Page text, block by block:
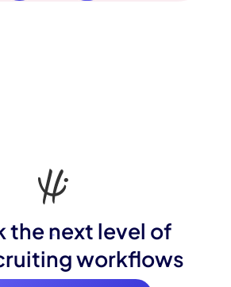
the next level of
workflows